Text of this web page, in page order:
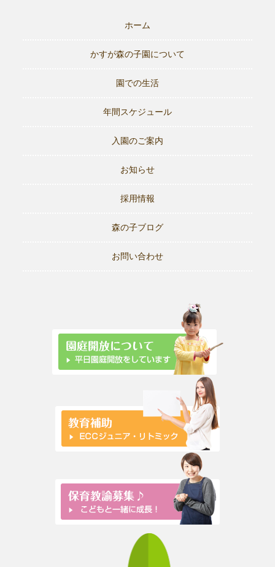
ホーム
かすが森の子園について
園での生活
年間スケジュール
入園のご案内
お知らせ
採用情報
森の子ブログ
お問い合わせ